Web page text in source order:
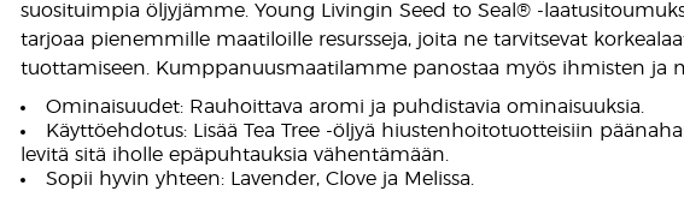
suosituimpia öljyjämme. Young Livingin Seed to Seal® -
tarjoaa pienemmille maatiloille resursseja, joita ne tarvitsevat
tuottamiseen. Kumppanuusmaatilamme panostaa myös ihmisten ja
Ominaisuudet: Rauhoittava aromi ja puhdistavia ominaisuuksia.
Käyttöehdotus: Lisää Tea Tree -öljyä hiustenhoitotuotteisiin
levitä sitä iholle epäpuhtauksia vähentämään.
Sopii hyvin yhteen: Lavender, Clove ja Melissa.